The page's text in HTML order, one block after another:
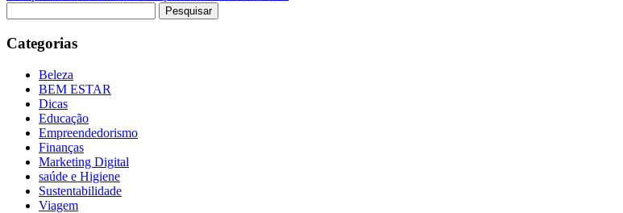
por:
Categorias
Beleza
BEM ESTAR
Dicas
Educação
Empreendedorismo
Finanças
Marketing Digital
saúde e Higiene
Sustentabilidade
Viagem